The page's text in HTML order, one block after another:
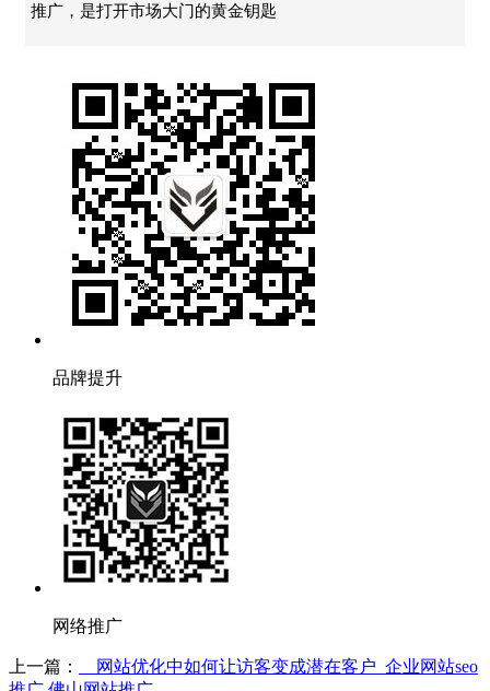
推广，是打开市场大门的黄金钥匙
品牌提升
网络推广
上一篇：
网站优化中如何让访客变成潜在客户_企业网站seo